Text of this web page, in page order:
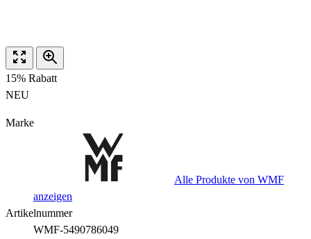
15% Rabatt
NEU
Marke
Alle Produkte von WMF
anzeigen
Artikelnummer
WMF-5490786049